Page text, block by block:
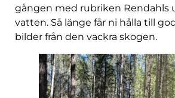
gången med rubriken Rendahls
vatten. Så länge får ni hålla till
bilder från den vackra skogen.